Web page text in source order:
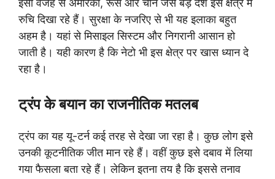
इसी वजह से अमेरिका, रूस और चीन जैसे बड़े देश इस क्षेत्र में
रुचि दिखा रहे हैं। सुरक्षा के नजरिए से भी यह इलाका बहुत
अहम है। यहां से मिसाइल सिस्टम और निगरानी आसान हो
जाती है। यही कारण है कि नेटो भी इस क्षेत्र पर खास ध्यान दे
रहा है।
ट्रंप के बयान का राजनीतिक मतलब
ट्रंप का यह यू-टर्न कई तरह से देखा जा रहा है। कुछ लोग इसे
उनकी कूटनीतिक जीत मान रहे हैं। वहीं कुछ इसे दबाव में लिया
गया फैसला बता रहे हैं। लेकिन इतना तय है कि इससे तनाव